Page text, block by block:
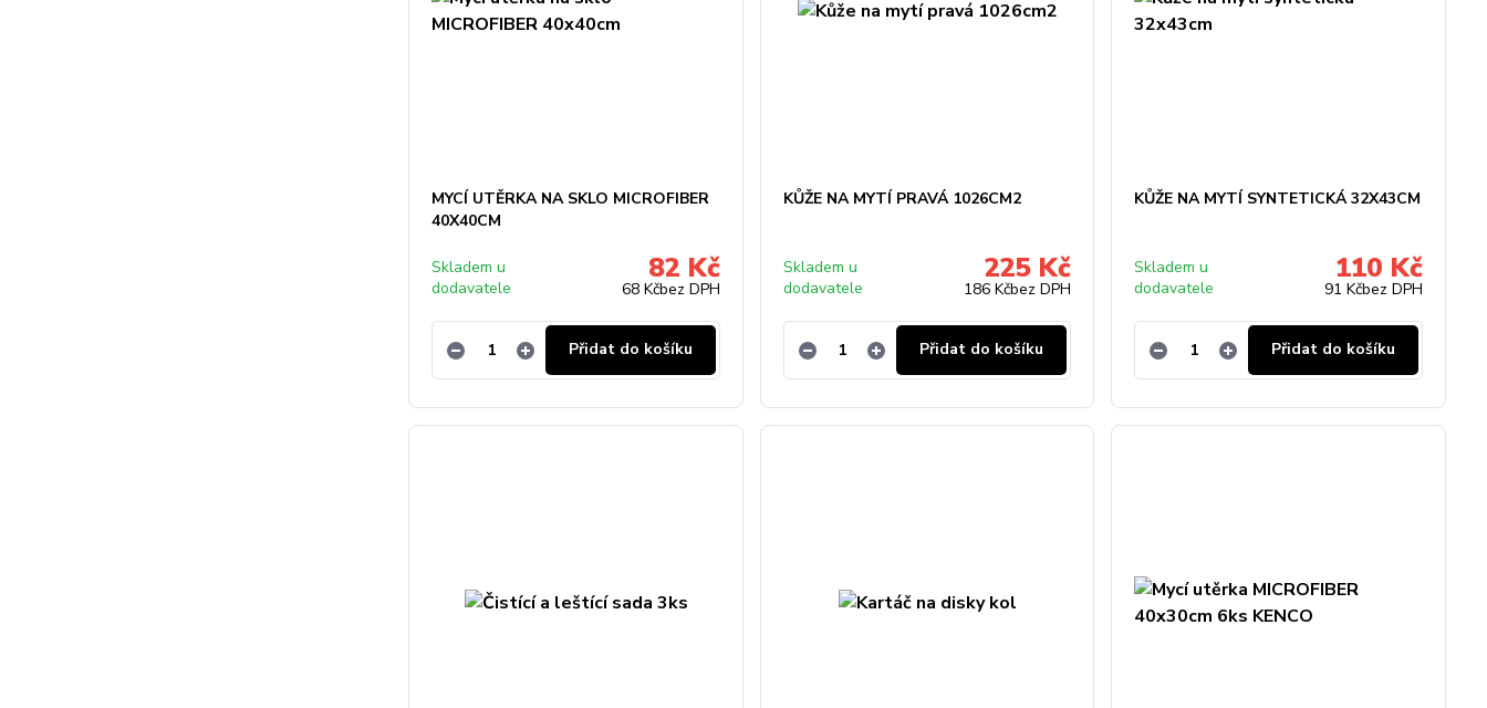
MYCÍ UTĚRKA NA SKLO MICROFIBER
40X40CM
82 Kč
68 Kčbez DPH
Skladem u
dodavatele
Přidat do košíku
KŮŽE NA MYTÍ PRAVÁ 1026CM2
225 Kč
186 Kčbez DPH
Skladem u
dodavatele
Přidat do košíku
KŮŽE NA MYTÍ SYNTETICKÁ 32X43CM
110 Kč
91 Kčbez DPH
Skladem u
dodavatele
Přidat do košíku